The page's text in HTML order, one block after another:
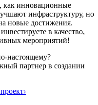
как инновационные
инфраструктуру, но
новые достижения.
в качество,
мероприятий!
настоящему?
партнер в создании
›